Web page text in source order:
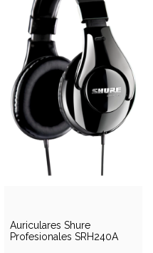
Auriculares Shure
Profesionales SRH240A